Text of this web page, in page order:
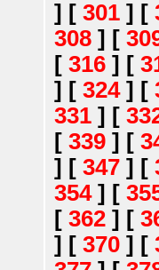
] [ 301 ] [
308 ] [
[ 316 ] [
] [ 324] [
331 ] [
[ 339 ] [
] [ 347 ] [
354] [
[ 362 ] [
] [ 370 ] [